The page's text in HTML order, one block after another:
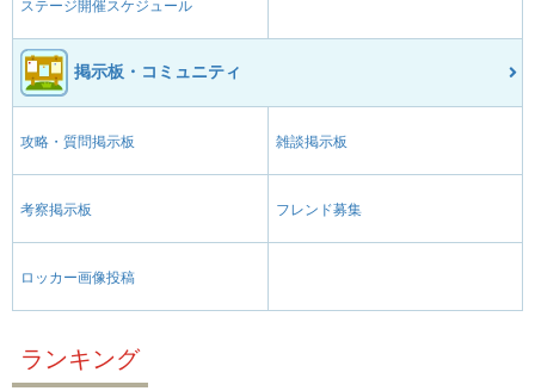
ステージ開催スケジュール
掲示板・コミュニティ
攻略・質問掲示板 雑談掲示板
考察掲示板 フレンド募集
ロッカー画像投稿
ランキング